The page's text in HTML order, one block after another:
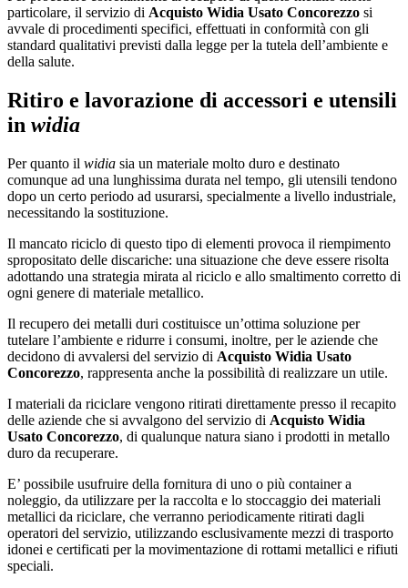
particolare, il servizio di Acquisto Widia Usato Concorezzo si
avvale di procedimenti specifici, effettuati in conformità con gli
standard qualitativi previsti dalla legge per la tutela dell’ambiente e
della salute.
Ritiro e lavorazione di accessori e utensili
in widia
Per quanto il widia sia un materiale molto duro e destinato
comunque ad una lunghissima durata nel tempo, gli utensili tendono
dopo un certo periodo ad usurarsi, specialmente a livello industriale,
necessitando la sostituzione.
Il mancato riciclo di questo tipo di elementi provoca il riempimento
spropositato delle discariche: una situazione che deve essere risolta
adottando una strategia mirata al riciclo e allo smaltimento corretto di
ogni genere di materiale metallico.
Il recupero dei metalli duri costituisce un’ottima soluzione per
tutelare l’ambiente e ridurre i consumi, inoltre, per le aziende che
decidono di avvalersi del servizio di Acquisto Widia Usato
Concorezzo, rappresenta anche la possibilità di realizzare un utile.
I materiali da riciclare vengono ritirati direttamente presso il recapito
delle aziende che si avvalgono del servizio di Acquisto Widia
Usato Concorezzo, di qualunque natura siano i prodotti in metallo
duro da recuperare.
E’ possibile usufruire della fornitura di uno o più container a
noleggio, da utilizzare per la raccolta e lo stoccaggio dei materiali
metallici da riciclare, che verranno periodicamente ritirati dagli
operatori del servizio, utilizzando esclusivamente mezzi di trasporto
idonei e certificati per la movimentazione di rottami metallici e rifiuti
speciali.